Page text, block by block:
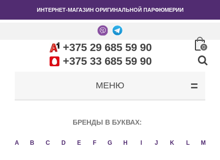
ИНТЕРНЕТ-МАГАЗИН ОРИГИНАЛЬНОЙ ПАРФЮМЕРИИ
+375 29 685 59 90
+375 33 685 59 90
0
МЕНЮ
БРЕНДЫ В БУКВАХ:
A B C D E F G H J K L M